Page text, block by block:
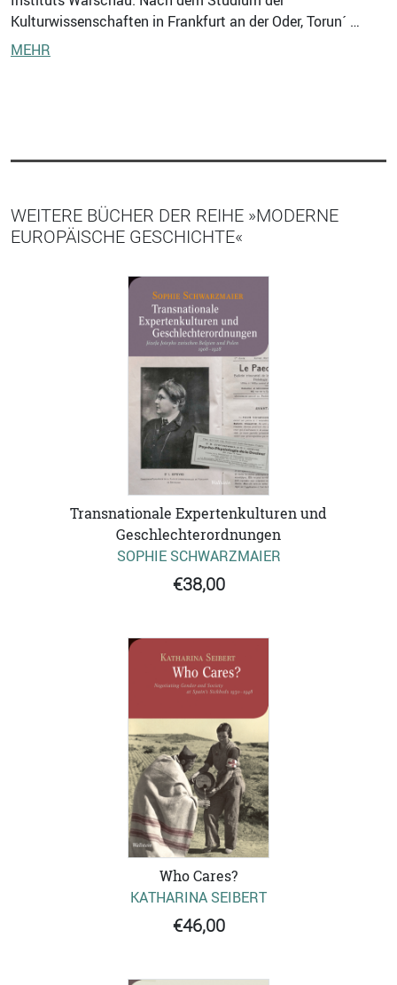
Kulturwissenschaften in Frankfurt an der Oder, Torun´ …
MEHR
WEITERE BÜCHER DER REIHE »MODERNE
EUROPÄISCHE GESCHICHTE«
Transnationale Expertenkulturen und
Geschlechterordnungen
SOPHIE SCHWARZMAIER
€38,00
Who Cares?
KATHARINA SEIBERT
€46,00